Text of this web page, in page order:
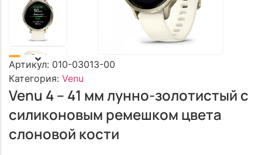
Артикул: 010-03013-00
Категория: Venu
Venu 4 – 41 мм лунно-золотистый с
силиконовым ремешком цвета
слоновой кости